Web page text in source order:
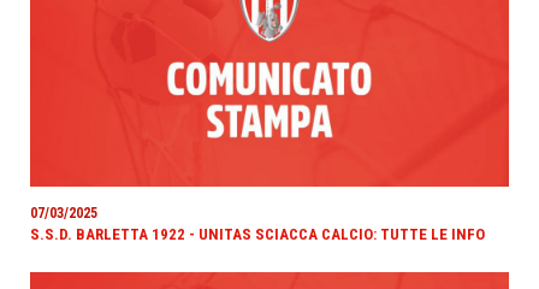
07/03/2025
S.S.D. BARLETTA 1922 - UNITAS SCIACCA CALCIO: TUTTE LE INFO